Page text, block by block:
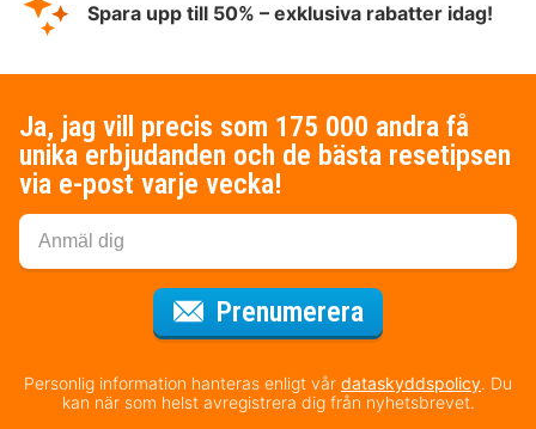
Spara upp till 50% – exklusiva rabatter idag!
Ja, jag vill precis som 175 000 andra få
unika erbjudanden och de bästa resetipsen
via e-post varje vecka!
Prenumerera
Personlig information hanteras enligt vår dataskyddspolicy. Du
kan när som helst avregistrera dig från nyhetsbrevet.